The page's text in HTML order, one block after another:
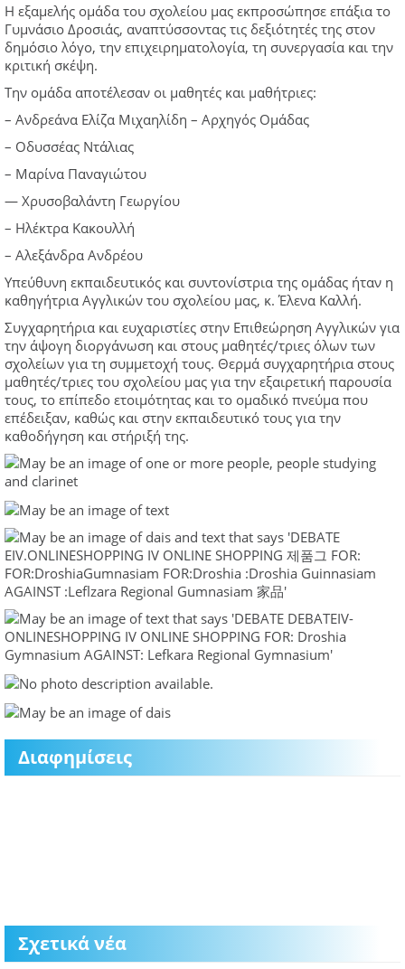
Η εξαμελής ομάδα του σχολείου μας εκπροσώπησε επάξια το
Γυμνάσιο Δροσιάς, αναπτύσσοντας τις δεξιότητές της στον
δημόσιο λόγο, την επιχειρηματολογία, τη συνεργασία και την
κριτική σκέψη.
Την ομάδα αποτέλεσαν οι μαθητές και μαθήτριες:
– Ανδρεάνα Ελίζα Μιχαηλίδη – Αρχηγός Ομάδας
– Οδυσσέας Ντάλιας
– Μαρίνα Παναγιώτου
— Χρυσοβαλάντη Γεωργίου
– Ηλέκτρα Κακουλλή
– Αλεξάνδρα Ανδρέου
Υπεύθυνη εκπαιδευτικός και συντονίστρια της ομάδας ήταν η
καθηγήτρια Αγγλικών του σχολείου μας, κ. Έλενα Καλλή.
Συγχαρητήρια και ευχαριστίες στην Επιθεώρηση Αγγλικών για
την άψογη διοργάνωση και στους μαθητές/τριες όλων των
σχολείων για τη συμμετοχή τους. Θερμά συγχαρητήρια στους
μαθητές/τριες του σχολείου μας για την εξαιρετική παρουσία
τους, το επίπεδο ετοιμότητας και το ομαδικό πνεύμα που
επέδειξαν, καθώς και στην εκπαιδευτικό τους για την
καθοδήγηση και στήριξή της.
Διαφημίσεις
Σχετικά νέα